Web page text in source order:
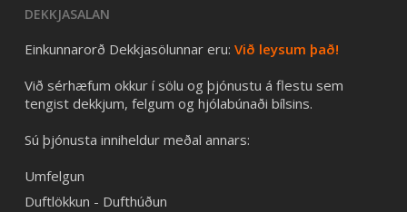
DEKKJASALAN
Einkunnarorð Dekkjasölunnar eru: Við leysum það!
Við sérhæfum okkur í sölu og þjónustu á flestu sem
tengist dekkjum, felgum og hjólabúnaði bílsins.
Sú þjónusta inniheldur meðal annars:
Umfelgun
Duftlökkun - Dufthúðun